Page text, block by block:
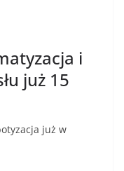
i
już 15
już w